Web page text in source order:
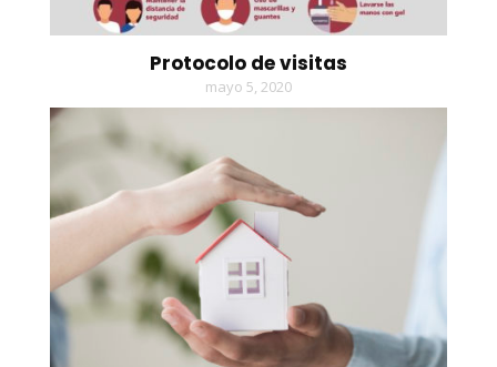
Protocolo de visitas
mayo 5, 2020